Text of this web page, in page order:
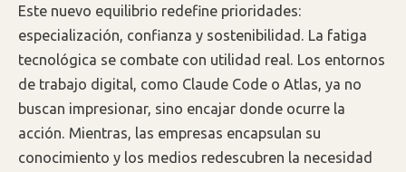
Este nuevo equilibrio redefine prioridades:
especialización, confianza y sostenibilidad. La fatiga
tecnológica se combate con utilidad real. Los entornos
de trabajo digital, como Claude Code o Atlas, ya no
buscan impresionar, sino encajar donde ocurre la
acción. Mientras, las empresas encapsulan su
conocimiento y los medios redescubren la necesidad